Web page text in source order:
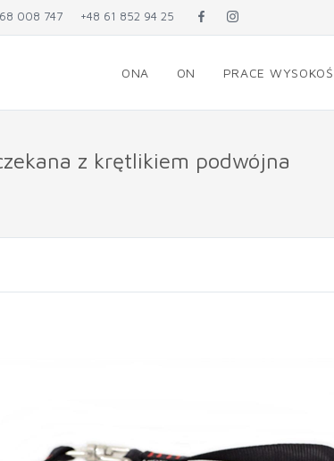
008 747 +48 61 852 94 25
ONA ON PRACE
z krętlikiem podwójna